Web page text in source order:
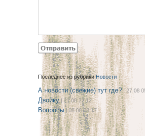
Последнее из рубрикиНовости
А новости (свежие) тут где?| 27.08
Двойку| 21.08 22:12
Вопросы| 08.08 08:17